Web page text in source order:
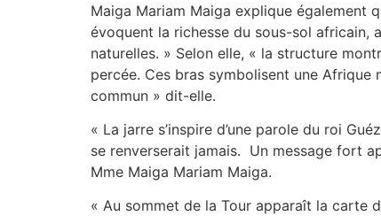
Maiga Mariam Maiga explique également
évoquent la richesse du sous-sol africain,
naturelles. » Selon elle, « la structure
percée. Ces bras symbolisent une
commun » dit-elle.
« La jarre s’inspire d’une parole du roi
se renverserait jamais. Un message fort
Mme Maiga Mariam Maiga.
« Au sommet de la Tour apparaît la carte